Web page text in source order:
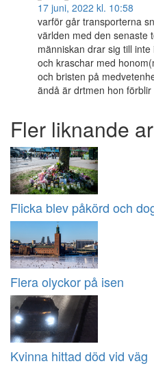
17 juni, 2022 kl. 10:58
varför går transporterna
världen med den senaste
människan drar sig till
och kraschar med
och bristen på
ändå är drtmen hon förblir
Fler liknande
Flicka blev påkörd och
Flera olyckor på isen
Kvinna hittad död vid väg